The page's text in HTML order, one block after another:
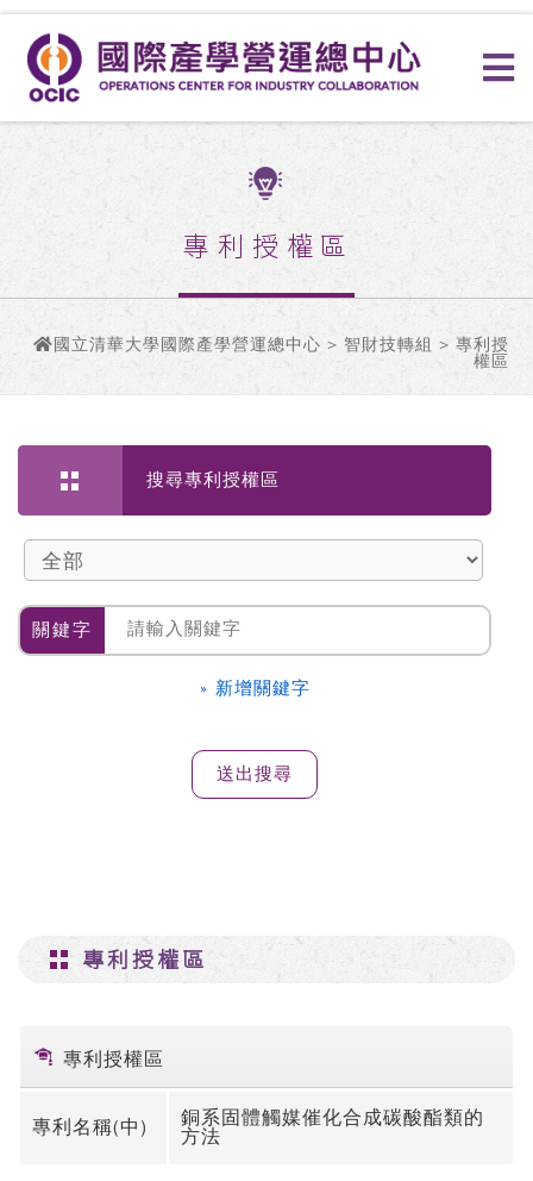
專利授權區
國立清華大學國際產學營運總中心 > 智財技轉組 > 專利授
權區
搜尋專利授權區
關鍵字
» 新增關鍵字
專利授權區
專利授權區
專利名稱(中)
銅系固體觸媒催化合成碳酸酯類的
方法